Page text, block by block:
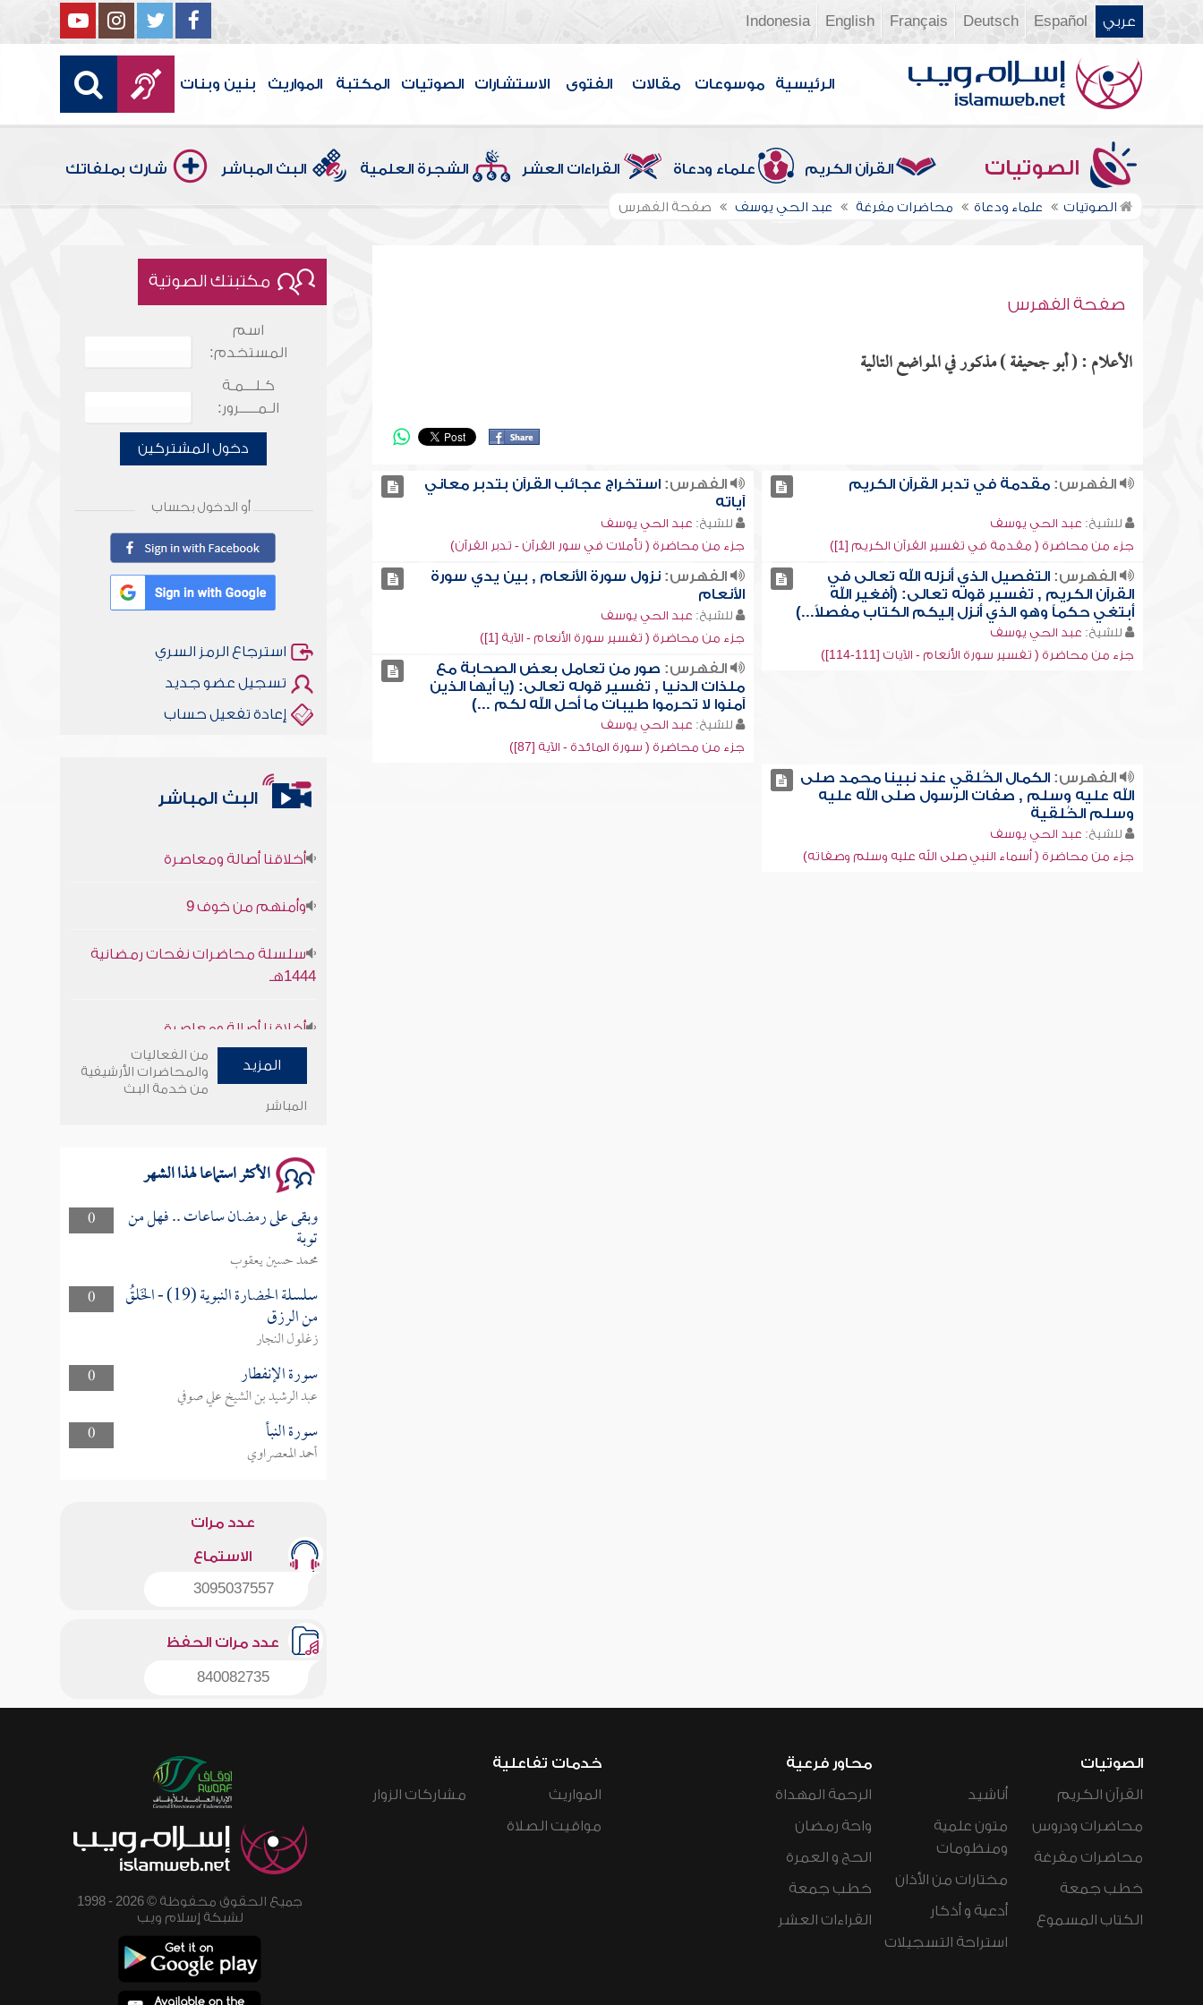
عربي Español
Deutsch
Français
English
Indonesia
الرئيسية موسوعات مقالات الفتوى الاستشارات الصوتيات المكتبة المواريث بنين وبنات
الصوتيات القرآن الكريم علماء ودعاة القراءات العشر الشجرة العلمية البث المباشر شارك بملفاتك
الصوتيات علماء ودعاة محاضرات مفرغة عبد الحي يوسف صفحة الفهرس
صفحة الفهرس
الأعلام : ( أبو جحيفة ) مذكور في المواضع التالية
الفهرس:مقدمة في تدبر القرآن الكريم
للشيخ: عبد الحي يوسف
جزء من محاضرة ( مقدمة في تفسير القرآن الكريم [1])
الفهرس: استخراج عجائب القرآن بتدبر معاني
آياته
للشيخ: عبد الحي يوسف
جزء من محاضرة ( تأملات في سور القرآن - تدبر القرآن)
الفهرس:التفصيل الذي أنزله الله تعالى في
القرآن الكريم , تفسير قوله تعالى: (أفغير الله
أبتغي حكماً وهو الذي أنزل إليكم الكتاب مفصلاً...)
للشيخ: عبد الحي يوسف
جزء من محاضرة ( تفسير سورة الأنعام - الآيات [111-114])
الفهرس: نزول سورة الأنعام , بين يدي سورة
الأنعام
للشيخ: عبد الحي يوسف
جزء من محاضرة ( تفسير سورة الأنعام - الآية [1])
الفهرس: صور من تعامل بعض الصحابة مع
ملذات الدنيا , تفسير قوله تعالى: (يا أيها الذين
آمنوا لا تحرموا طيبات ما أحل الله لكم ...)
للشيخ: عبد الحي يوسف
جزء من محاضرة ( سورة المائدة - الآية [87])
الفهرس:الكمال الخُلقي عند نبينا محمد صلى
الله عليه وسلم , صفات الرسول صلى الله عليه
وسلم الخُلقية
للشيخ: عبد الحي يوسف
جزء من محاضرة ( أسماء النبي صلى الله عليه وسلم وصفاته)
مكتبتك الصوتية
اسم
المستخدم:
كـلـــمـة
الـمـــــرور:
دخول المشتركين
أو الدخول بحساب
استرجاع الرمز السري
تسجيل عضو جديد
إعادة تفعيل حساب
البث المباشر
1444هـ
وأمنهم من خوف 9
سلسلة محاضرات نفحات رمضانية
المزيد
من الفعاليات
والمحاضرات الأرشيفية
من خدمة البث
المباشر
الأكثر استماعا لهذا الشهر
0 وبقى على رمضان ساعات .. فهل من
توبة
محمد حسين يعقوب
0
سلسلة الحضارة النبوية (19) - الخَلقُ
من الرزق
زغلول النجار
0
سورة الإنفطار
عبد الرشيد بن الشيخ علي صوفي
0
سورة النبأ
أحمد المعصراوي
عدد مرات
الاستماع
3095037557
عدد مرات الحفظ
840082735
الصوتيات
القرآن الكريم
محاضرات ودروس
محاضرات مفرغة
خطب جمعة
الكتاب المسموع
أناشيد
متون علمية
ومنظومات
مختارات من الأذان
أدعية و أذكار
استراحة التسجيلات
محاور فرعية
الرحمة المهداة
واحة رمضان
الحج و العمرة
خطب جمعة
القراءات العشر
خدمات تفاعلية
المواريث
مواقيت الصلاة
مشاركات الزوار
جميع الحقوق محفوظة © 2026 - 1998
لشبكة إسلام ويب